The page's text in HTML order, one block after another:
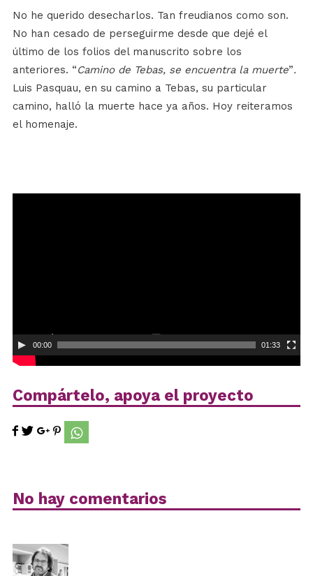
No he querido desecharlos. Tan freudianos como son.
No han cesado de perseguirme desde que dejé el
último de los folios del manuscrito sobre los
anteriores. “Camino de Tebas, se encuentra la muerte”.
Luis Pasquau, en su camino a Tebas, su particular
camino, halló la muerte hace ya años. Hoy reiteramos
el homenaje.
00:00 01:33
Compártelo, apoya el proyecto
No hay comentarios